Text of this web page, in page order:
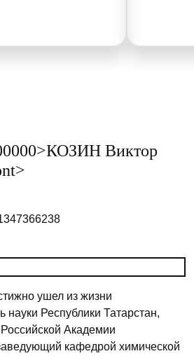
Виктор
ушел из жизни
науки Республики Татарстан,
Академии
кафедрой химической